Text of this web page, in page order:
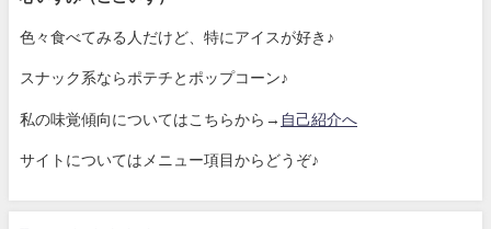
色々食べてみる人だけど、特にアイスが好き♪
スナック系ならポテチとポップコーン♪
私の味覚傾向についてはこちらから→ 自己紹介へ
サイトについてはメニュー項目からどうぞ♪